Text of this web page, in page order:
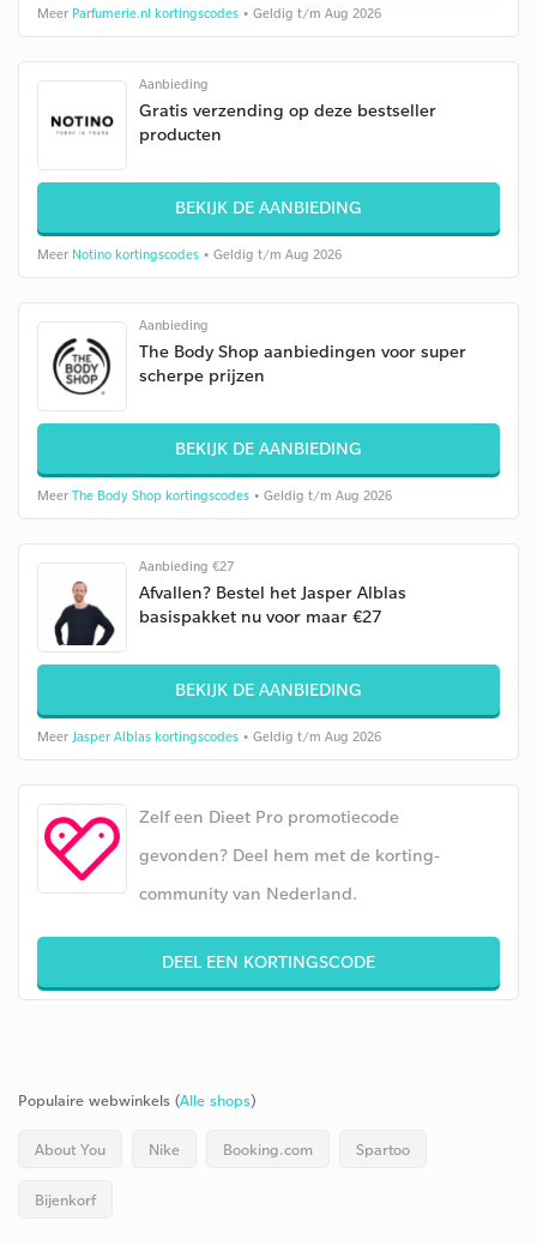
Meer Parfumerie.nl kortingscodes • Geldig t/m Aug 2026
Aanbieding
Gratis verzending op deze bestseller
producten
BEKIJK DE AANBIEDING
Meer Notino kortingscodes • Geldig t/m Aug 2026
Aanbieding
The Body Shop aanbiedingen voor super
scherpe prijzen
BEKIJK DE AANBIEDING
Meer The Body Shop kortingscodes • Geldig t/m Aug 2026
Aanbieding €27
Afvallen? Bestel het Jasper Alblas
basispakket nu voor maar €27
BEKIJK DE AANBIEDING
Meer Jasper Alblas kortingscodes • Geldig t/m Aug 2026
Zelf een Dieet Pro promotiecode
gevonden? Deel hem met de korting-
community van Nederland.
DEEL EEN KORTINGSCODE
Populaire webwinkels (Alle shops)
About You Nike Booking.com Spartoo
Bijenkorf